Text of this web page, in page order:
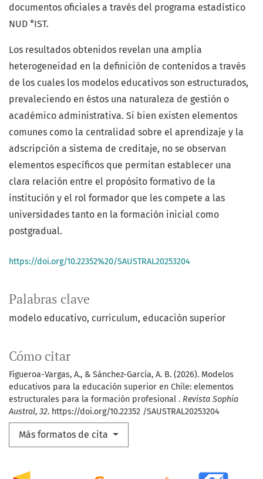
Palabras clave
modelo educativo curriculum educación superior
Cómo citar
Figueroa-Vargas, A., & Sánchez-García, A. B. (2026). Modelos
educativos para la educación superior en Chile: elementos
estructurales para la formación profesional . Revista Sophia
Austral, 32. https://doi.org/10.22352 /SAUSTRAL20253204
Más formatos de cita
documentos oficiales a través del programa estadístico
NUD *IST.
Los resultados obtenidos revelan una amplia
heterogeneidad en la definición de contenidos a través
de los cuales los modelos educativos son estructurados,
prevaleciendo en éstos una naturaleza de gestión o
académico administrativa. Si bien existen elementos
comunes como la centralidad sobre el aprendizaje y la
adscripción a sistema de creditaje, no se observan
elementos específicos que permitan establecer una
clara relación entre el propósito formativo de la
institución y el rol formador que les compete a las
universidades tanto en la formación inicial como
postgradual.
https://doi.org/10.22352%20/SAUSTRAL20253204